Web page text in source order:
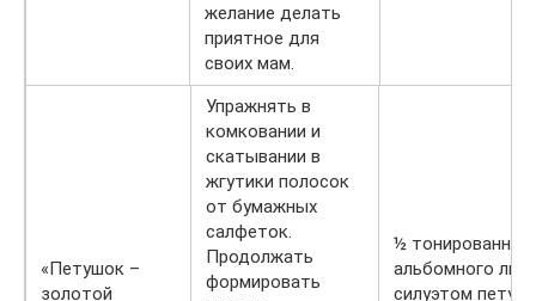
желание делать
приятное для
своих мам.
«Петушок –
золотой
Упражнять в
комковании и
скатывании в
жгутики полосок
от бумажных
салфеток.
Продолжать
формировать
½
альбомного
силуэтом